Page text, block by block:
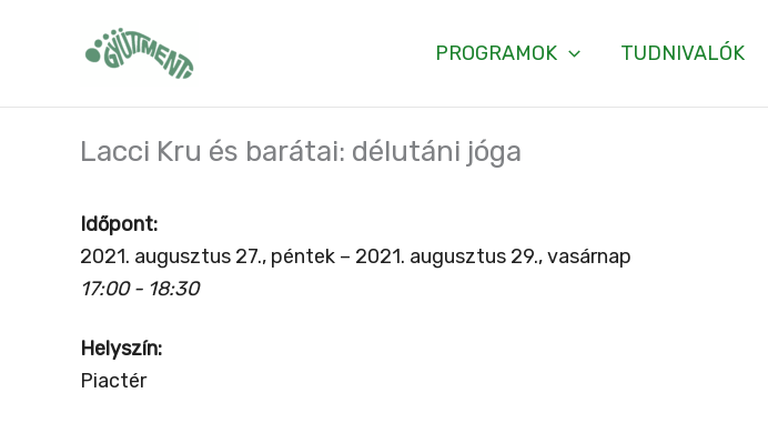
PROGRAMOK TUDNIVALÓK
Lacci Kru és barátai: délutáni jóga
Időpont:
2021. augusztus 27., péntek – 2021. augusztus 29., vasárnap
17:00 - 18:30
Helyszín:
Piactér